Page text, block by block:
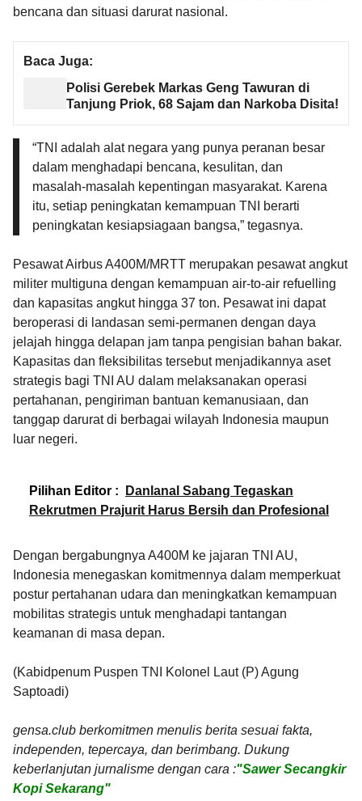
bencana dan situasi darurat nasional.
Baca Juga:
Polisi Gerebek Markas Geng Tawuran di
Tanjung Priok, 68 Sajam dan Narkoba Disita!
“TNI adalah alat negara yang punya peranan besar
dalam menghadapi bencana, kesulitan, dan
masalah-masalah kepentingan masyarakat. Karena
itu, setiap peningkatan kemampuan TNI berarti
peningkatan kesiapsiagaan bangsa,” tegasnya.
Pesawat Airbus A400M/MRTT merupakan pesawat angkut
militer multiguna dengan kemampuan air-to-air refuelling
dan kapasitas angkut hingga 37 ton. Pesawat ini dapat
beroperasi di landasan semi-permanen dengan daya
jelajah hingga delapan jam tanpa pengisian bahan bakar.
Kapasitas dan fleksibilitas tersebut menjadikannya aset
strategis bagi TNI AU dalam melaksanakan operasi
pertahanan, pengiriman bantuan kemanusiaan, dan
tanggap darurat di berbagai wilayah Indonesia maupun
luar negeri.
Pilihan Editor :
Danlanal Sabang Tegaskan
Rekrutmen Prajurit Harus Bersih dan Profesional
Dengan bergabungnya A400M ke jajaran TNI AU,
Indonesia menegaskan komitmennya dalam memperkuat
postur pertahanan udara dan meningkatkan kemampuan
mobilitas strategis untuk menghadapi tantangan
keamanan di masa depan.
(Kabidpenum Puspen TNI Kolonel Laut (P) Agung
Saptoadi)
gensa.club berkomitmen menulis berita sesuai fakta,
independen, tepercaya, dan berimbang. Dukung
keberlanjutan jurnalisme dengan cara :"Sawer Secangkir
Kopi Sekarang"